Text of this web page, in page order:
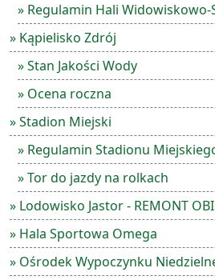
» Regulamin Hali
» Kąpielisko Zdrój
» Stan Jakości Wody
» Ocena roczna
» Stadion Miejski
» Regulamin Stadionu
» Tor do jazdy na rolkach
» Lodowisko Jastor - REMONT
» Hala Sportowa Omega
» Ośrodek Wypoczynku